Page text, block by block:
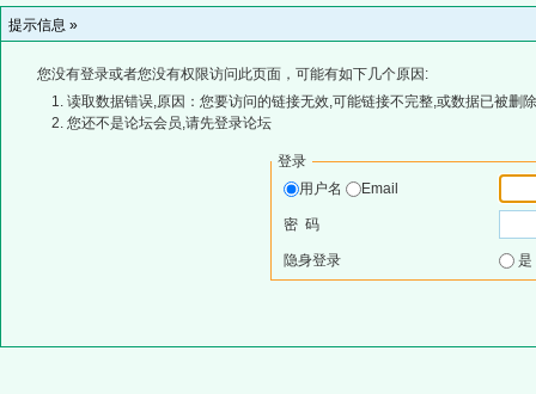
提示信息 »
您没有登录或者您没有权限访问此页面，可能有如下几个原因:
读取数据错误,原因：您要访问的链接无效,可能链接不完整,或数据已被删
您还不是论坛会员,请先登录论坛
登录
用户名
Email
密 码
隐身登录